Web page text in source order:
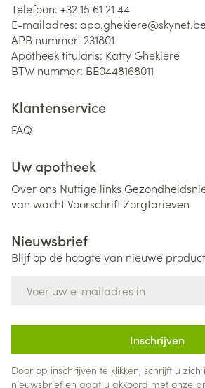
Telefoon: +32 15 61 21 44
E-mailadres: apo.ghekiere@
APB nummer: 231801
Apotheek titularis: Katty Ghekiere
BTW nummer: BE0448168011
Klantenservice
FAQ
Uw apotheek
Over ons Nuttige links
van wachtVoorschriftZorgtarieven
Nieuwsbrief
Blijf op de hoogte van nieuwe
Inschrijven
Door op inschrijven te klikken, schrijft u
nieuwsbrief en gaat u akkoord met onze